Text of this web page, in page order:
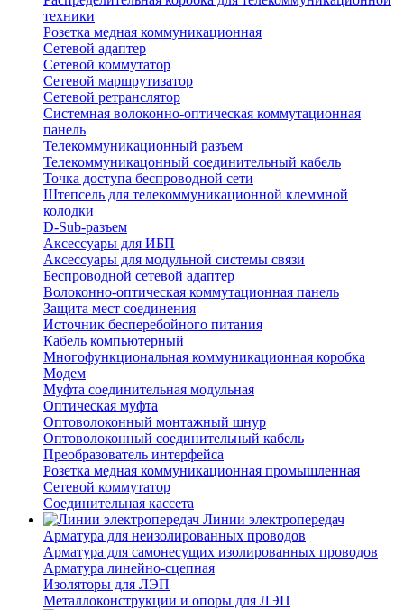
техники
Розетка медная коммуникационная
Сетевой адаптер
Сетевой коммутатор
Сетевой маршрутизатор
Сетевой ретранслятор
Системная волоконно-оптическая коммутационная
панель
Телекоммуникационный разъем
Телекоммуникацонный соединительный кабель
Точка доступа беспроводной сети
Штепсель для телекоммуникационной клеммной
колодки
D-Sub-разъем
Аксессуары для ИБП
Аксессуары для модульной системы связи
Беспроводной сетевой адаптер
Волоконно-оптическая коммутационная панель
Защита мест соединения
Источник бесперебойного питания
Кабель компьютерный
Многофункциональная коммуникационная коробка
Модем
Муфта соединительная модульная
Оптическая муфта
Оптоволоконный монтажный шнур
Оптоволоконный соединительный кабель
Преобразователь интерфейса
Розетка медная коммуникационная промышленная
Сетевой коммутатор
Соединительная кассета
Линии электропередач
Арматура для неизолированных проводов
Арматура для самонесущих изолированных проводов
Арматура линейно-сцепная
Изоляторы для ЛЭП
Металлоконструкции и опоры для ЛЭП